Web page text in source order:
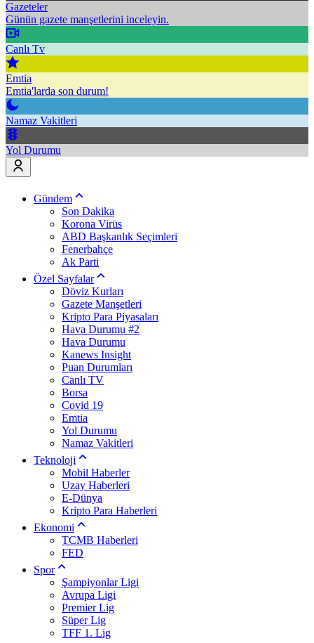
Gazeteler
Günün gazete manşetlerini inceleyin.
Canlı Tv
Emtia
Emtia'larda son durum!
Namaz Vakitleri
Yol Durumu
Gündem
Son Dakika
Korona Virüs
ABD Başkanlık Seçimleri
Fenerbahçe
Ak Parti
Özel Sayfalar
Döviz Kurları
Gazete Manşetleri
Kripto Para Piyasaları
Hava Durumu #2
Hava Durumu
Kanews Insight
Puan Durumları
Canlı TV
Borsa
Covid 19
Emtia
Yol Durumu
Namaz Vakitleri
Teknoloji
Mobil Haberler
Uzay Haberleri
E-Dünya
Kripto Para Haberleri
Ekonomi
TCMB Haberleri
FED
Spor
Şampiyonlar Ligi
Avrupa Ligi
Premier Lig
Süper Lig
TFF 1. Lig